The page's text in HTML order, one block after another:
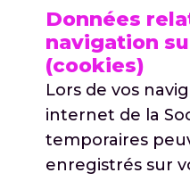
Données
navigation
(cookies)
Lors de vos
internet de la
temporaires
enregistrés sur